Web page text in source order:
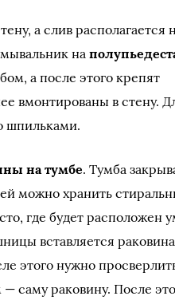
а слив располагается
на
а после этого крепят
вмонтированы в стену.
шпильками.
на тумбе. Тумба
можно хранить
где будет расположен
вставляется
этого нужно
саму раковину. После